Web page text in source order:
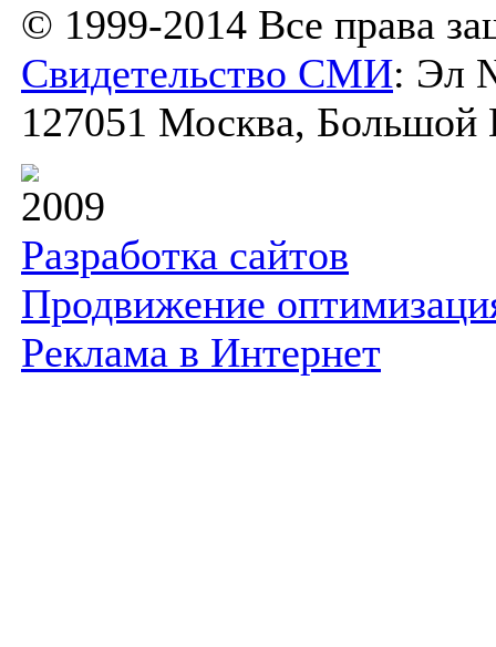
© 1999-2014 Все права
Свидетельство СМИ: Эл
127051 Москва, Большой
2009
Разработка сайтов
Продвижение
Реклама в Интернет